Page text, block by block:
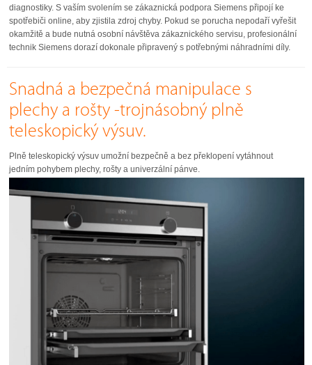
diagnostiky. S vaším svolením se zákaznická podpora Siemens připojí ke
spotřebiči online, aby zjistila zdroj chyby. Pokud se porucha nepodaří vyřešit
okamžitě a bude nutná osobní návštěva zákaznického servisu, profesionální
technik Siemens dorazí dokonale připravený s potřebnými náhradními díly.
Snadná a bezpečná manipulace s
plechy a rošty -trojnásobný plně
teleskopický výsuv.
Plně teleskopický výsuv umožní bezpečně a bez překlopení vytáhnout
jedním pohybem plechy, rošty a univerzální pánve.